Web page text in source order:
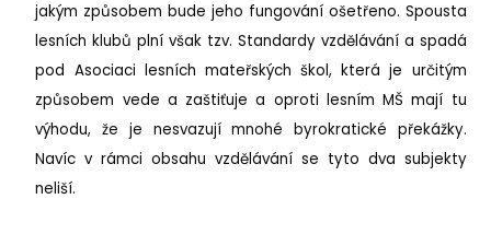
jakým způsobem bude jeho fungování ošetřeno. Spousta
lesních klubů plní však tzv. Standardy vzdělávání a spadá
pod Asociaci lesních mateřských škol, která je určitým
způsobem vede a zaštiťuje a oproti lesním MŠ mají tu
výhodu, že je nesvazují mnohé byrokratické překážky.
Navíc v rámci obsahu vzdělávání se tyto dva subjekty
neliší.